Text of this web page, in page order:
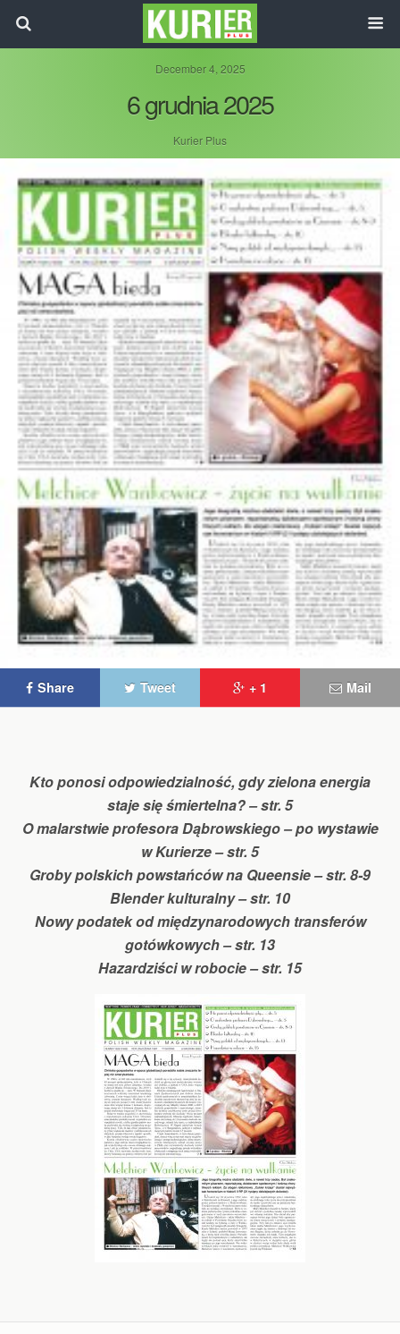
December 4, 2025
6 grudnia 2025
Kurier Plus
Share Tweet + 1 Mail
Kto ponosi odpowiedzialność, gdy zielona energia
staje się śmiertelna? – str. 5
O malarstwie profesora Dąbrowskiego – po wystawie
w Kurierze – str. 5
Groby polskich powstańców na Queensie – str. 8-9
Blender kulturalny – str. 10
Nowy podatek od międzynarodowych transferów
gotówkowych – str. 13
Hazardziści w robocie – str. 15